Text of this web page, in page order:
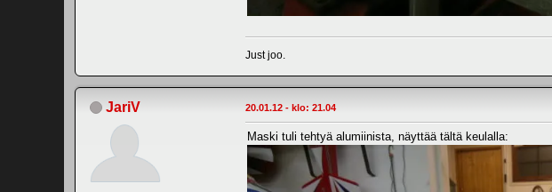
Just joo.
JariV 20.01.12 - klo: 21.04
Maski tuli tehtyä alumiinista, näyttää tältä keulalla: